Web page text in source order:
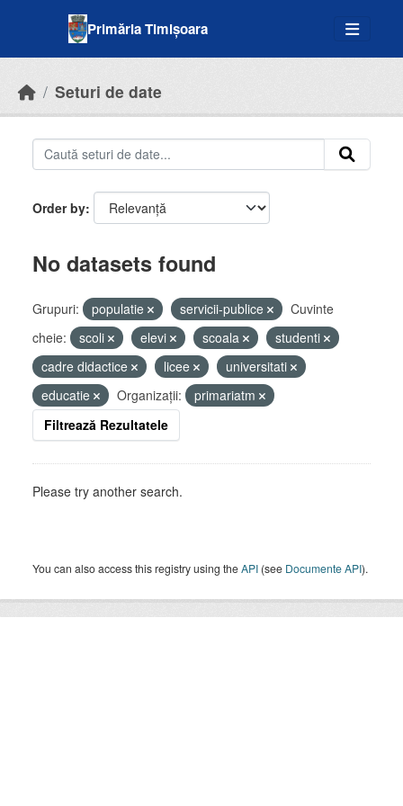
Primăria Timișoara
Seturi de date
Order by
No datasets found
Grupuri: populatie servicii-publice
Cuvinte
cheie:
scoli elevi scoala
studenti
cadre didactice
licee
universitati
educatie
Organizații:
primariatm
Filtrează Rezultatele
Please try another search.
You can also access this registry using theAPI (see Documente API).